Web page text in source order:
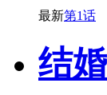
最新第1话
结